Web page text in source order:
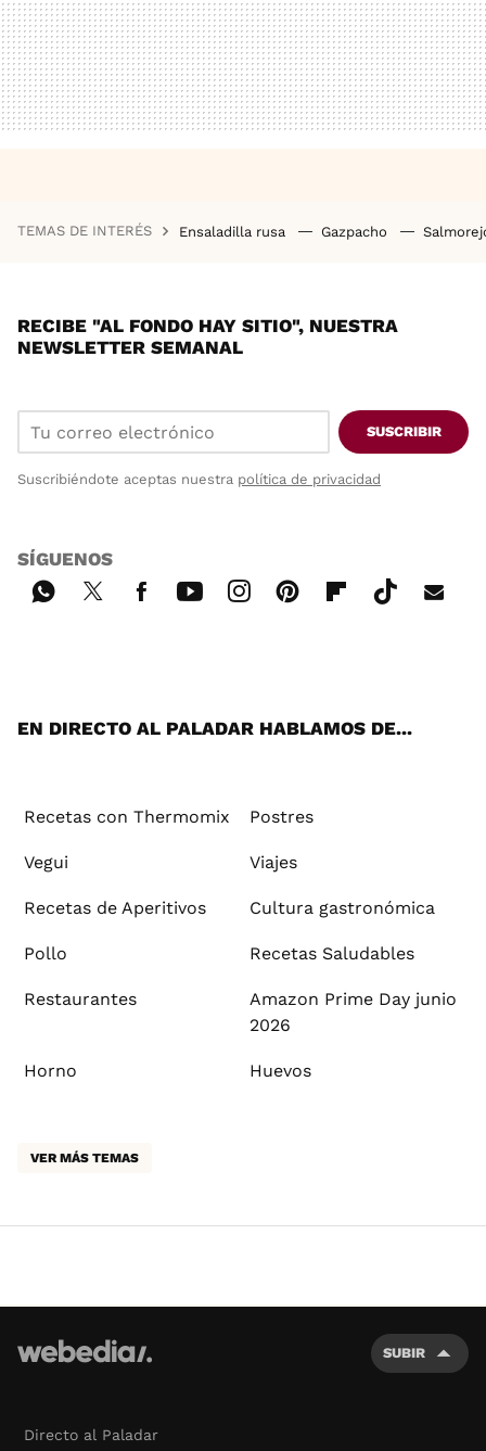
TEMAS DE INTERÉS Ensaladilla rusa Gazpacho
RECIBE "AL FONDO HAY SITIO", NUESTRA
NEWSLETTER SEMANAL
SUSCRIBIR
Suscribiéndote aceptas nuestra política de privacidad
SÍGUENOS
EN DIRECTO AL PALADAR HABLAMOS DE...
Recetas con Thermomix Postres
Vegui Viajes
Recetas de Aperitivos Cultura gastronómica
Pollo Recetas Saludables
Restaurantes
Amazon Prime Day junio
2026
Horno Huevos
VER MÁS TEMAS
SUBIR
Directo al Paladar